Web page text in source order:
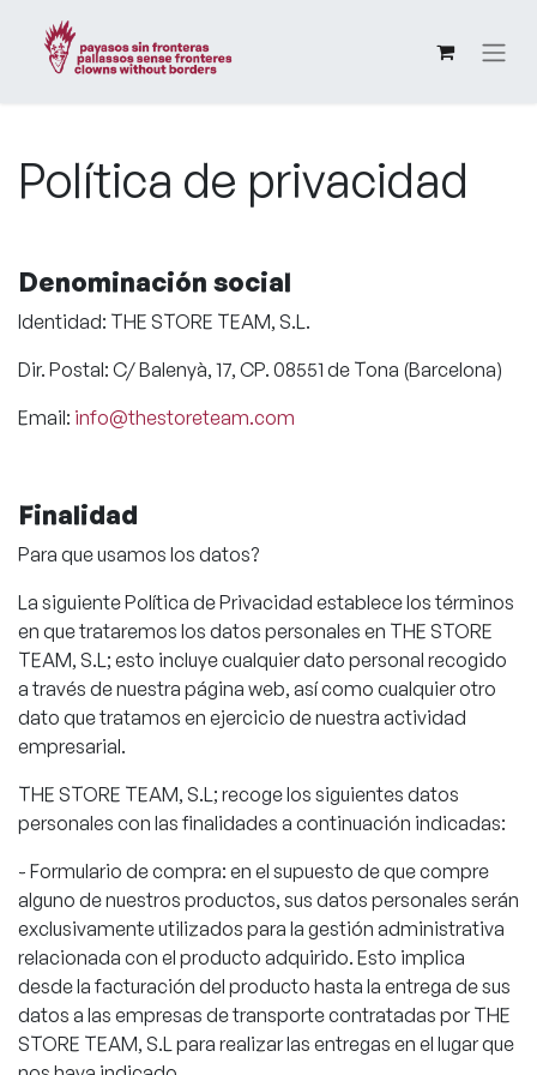
Política de privacidad
Denominación social
Identidad: THE STORE TEAM, S.L.
Dir. Postal: C/ Balenyà, 17, CP. 08551 de Tona (Barcelona)
Email: info@thestoreteam.com
Finalidad
Para que usamos los datos?
La siguiente Política de Privacidad establece los términos
en que trataremos los datos personales en THE STORE
TEAM, S.L; esto incluye cualquier dato personal recogido
a través de nuestra página web, así como cualquier otro
dato que tratamos en ejercicio de nuestra actividad
empresarial.
THE STORE TEAM, S.L; recoge los siguientes datos
personales con las finalidades a continuación indicadas:
- Formulario de compra: en el supuesto de que compre
alguno de nuestros productos, sus datos personales serán
exclusivamente utilizados para la gestión administrativa
relacionada con el producto adquirido. Esto implica
desde la facturación del producto hasta la entrega de sus
datos a las empresas de transporte contratadas por THE
STORE TEAM, S.L para realizar las entregas en el lugar que